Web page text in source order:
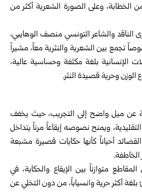
الخطابة، وعلى الصورة الشعرية أكثر من
الناقد والشاعر التونسي منصف الوهايبي،
تجمع بين الشعرية والنثرية معاً، مشيراً
الإنسانية بلغة مكثفة وحساسية عالية،
وحرية قصيدة النثر.
ميل واضح إلى التجريب، حيث يخفف
ويمنح نصوصه إيقاعاً مرناً يتداخل
أحياناً كأنها حكايات قصيرة مشبعة
الخاطفة.
متوازناً بين الإيقاع والحكاية، في
بلغة أكثر حرية وانسياباً، من دون التخلي عن